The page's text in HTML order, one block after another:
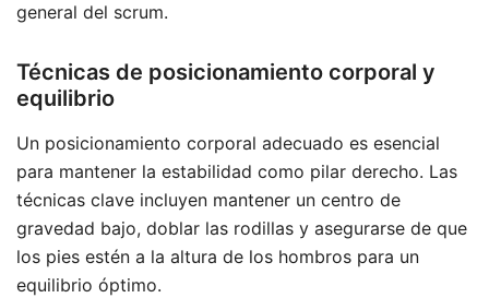
general del scrum.
Técnicas de posicionamiento corporal y
equilibrio
Un posicionamiento corporal adecuado es esencial
para mantener la estabilidad como pilar derecho. Las
técnicas clave incluyen mantener un centro de
gravedad bajo, doblar las rodillas y asegurarse de que
los pies estén a la altura de los hombros para un
equilibrio óptimo.